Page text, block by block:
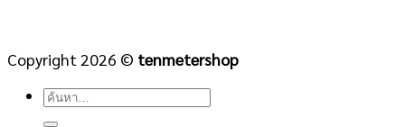
Copyright 2026 © tenmetershop
ค้นหา: